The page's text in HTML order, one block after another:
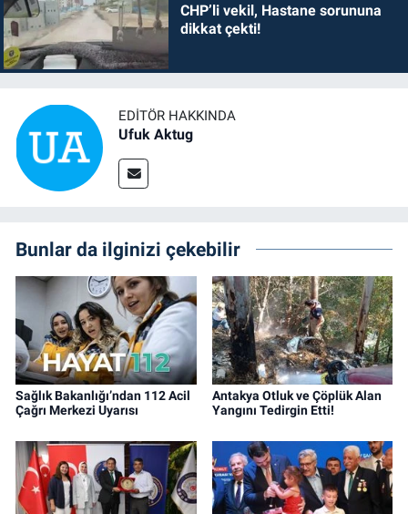
CHP’li vekil, Hastane sorununa
dikkat çekti!
EDITÖR HAKKINDA
Ufuk Aktug
Bunlar da ilginizi çekebilir
Sağlık Bakanlığı’ndan 112 Acil
Çağrı Merkezi Uyarısı
Antakya Otluk ve Çöplük Alan
Yangını Tedirgin Etti!